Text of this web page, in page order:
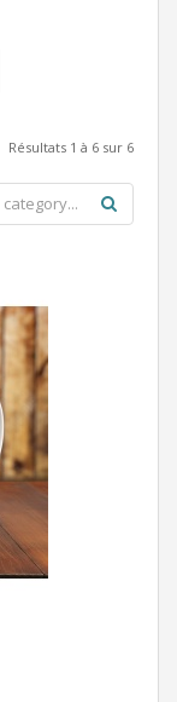
Résultats 1 à 6 sur 6